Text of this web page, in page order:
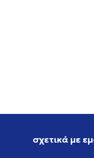
σχετικά με